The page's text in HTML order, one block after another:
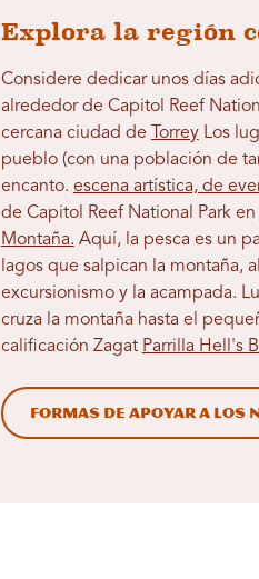
Explora la región
Considere dedicar unos días
alrededor de Capitol Reef
cercana ciudad de
TorreyLos
pueblo (con una población de
encanto. escena artística, de
de Capitol Reef National Park en
Montaña. Aquí, la pesca es un
lagos que salpican la montaña,
excursionismo y la acampada.
cruza la montaña hasta el
calificación Zagat Parrilla Hell's
Formas de apoyar a los